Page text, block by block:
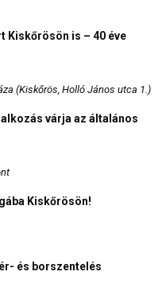
Kiskőrösön is – 40 éve
(Kiskőrös, Holló János utca 1.)
várja az általános
Kiskőrösön!
és borszentelés